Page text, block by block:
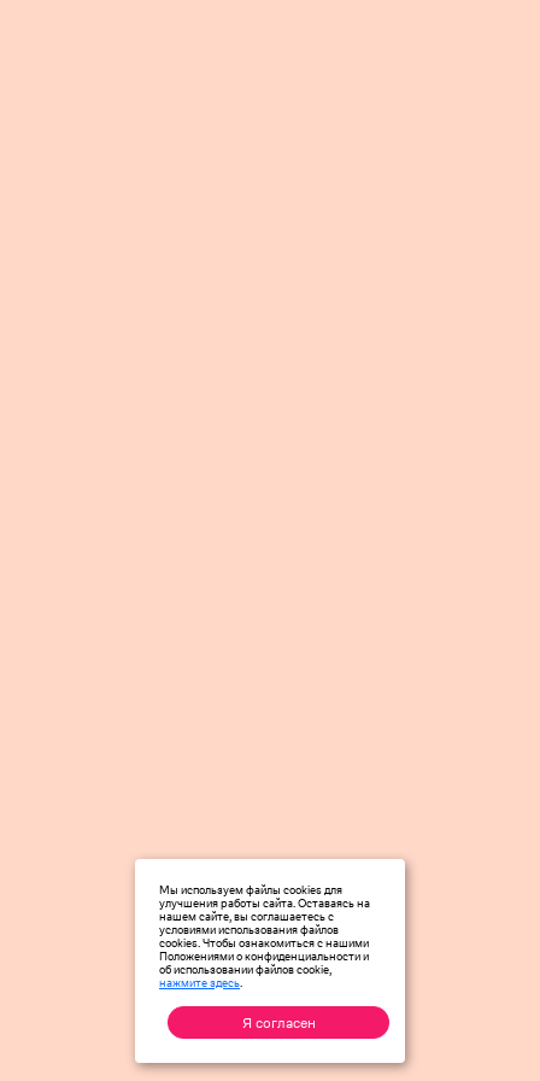
Мы используем файлы cookies для
улучшения работы сайта. Оставаясь на
нашем сайте, вы соглашаетесь с
условиями использования файлов
cookies. Чтобы ознакомиться с нашими
Положениями о конфиденциальности и
об использовании файлов cookie,
нажмите здесь.
Я согласен